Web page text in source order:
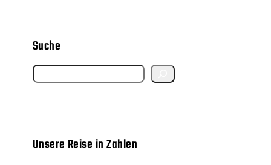
Suche
rUnsere Reise in Zahlen